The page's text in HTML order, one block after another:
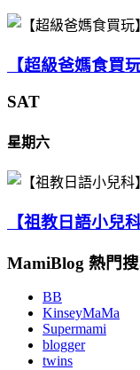
【超級爸媽食買
SAT
星期六
【祖教日語小兒
MamiBlog 熱門
BB
KinseyMaMa
Supermami
blogger
twins